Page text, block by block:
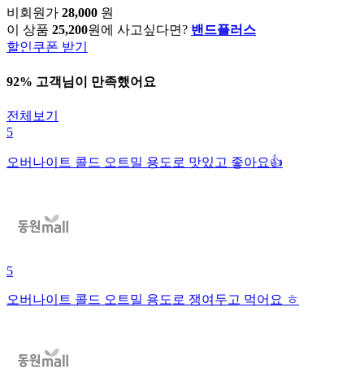
비회원가 28,000 원
이 상품 25,200원에 사고싶다면? 밴드플러스
할인쿠폰 받기
92% 고객님이 만족했어요
전체보기
5
오버나이트 콜드 오트밀 용도로 맛있고 좋아요👍
5
오버나이트 콜드 오트밀 용도로 쟁여두고 먹어요 ㅎ